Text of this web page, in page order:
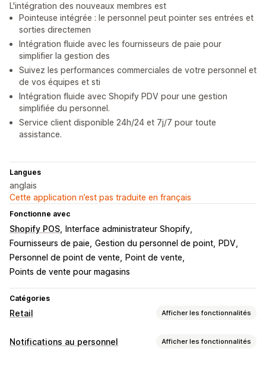
L'intégration des nouveaux membres est
Pointeuse intégrée : le personnel peut pointer ses entrées et
sorties directemen
Intégration fluide avec les fournisseurs de paie pour
simplifier la gestion des
Suivez les performances commerciales de votre personnel et
de vos équipes et sti
Intégration fluide avec Shopify PDV pour une gestion
simplifiée du personnel.
Service client disponible 24h/24 et 7j/7 pour toute
assistance.
Langues
anglais
Cette application n’est pas traduite en français
Fonctionne avec
Shopify POS
Interface administrateur Shopify
Fournisseurs de paie Gestion du personnel de point
PDV
Personnel de point de vente
Point de vente
Points de vente pour magasins
Catégories
Retail Afficher les fonctionnalités
POS
Notifications au personnel Afficher les fonctionnalités